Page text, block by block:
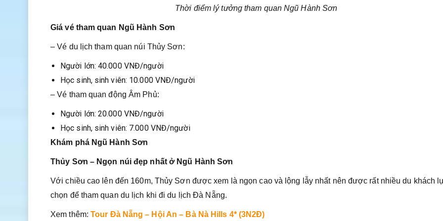
Thời điểm lý tưởng tham quan Ngũ Hành Sơn
Giá vé tham quan Ngũ Hành Sơn
– Vé du lịch tham quan núi Thủy Sơn:
Người lớn: 40.000 VNĐ/người
Học sinh, sinh viên: 10.000 VNĐ/người
– Vé tham quan động Âm Phủ:
Người lớn: 20.000 VNĐ/người
Học sinh, sinh viên: 7.000 VNĐ/người
Khám phá Ngũ Hành Sơn
Thủy Sơn – Ngọn núi đẹp nhất ở Ngũ Hành Sơn
Với chiều cao lên đến 160m, Thủy Sơn được xem là ngọn cao và lộng lẫy nhất nên được rất nhiều du khách
chọn để tham quan du lịch khi đi du lịch Đà Nẵng.
Xem thêm: Tour Đà Nẵng – Hội An – Bà Nà Hills 4* (3N2Đ)